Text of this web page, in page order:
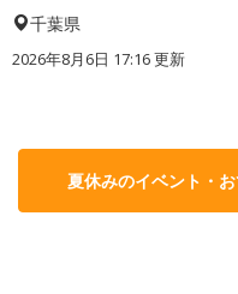
千葉県
2026年8月6日 17:16更新
夏休みのイベント・